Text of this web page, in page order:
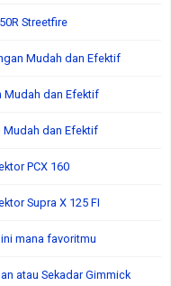
Streetfire
Mudah dan Efektif
Mudah dan Efektif
Mudah dan Efektif
PCX 160
Supra X 125 FI
mana favoritmu
atau Sekadar Gimmick